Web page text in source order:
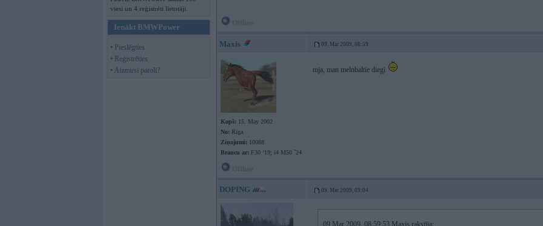
viesi un 4 reģistrēti lietotāji.
Ienākt BMWPower
• Pieslēgties
• Reģistrēties
• Aizmirsi paroli?
Maxis 09. Mar 2009, 08:59
Kopš: 15. May 2002
No: Rīga
Ziņojumi: 10088
Braucu ar: F30 ‘19; i4 M50 `24
mja, man melnbaltie diegi
DOPING 09. Mar 2009, 09:04
09 Mar 2009, 08:59:53 Maxis rakstīja: